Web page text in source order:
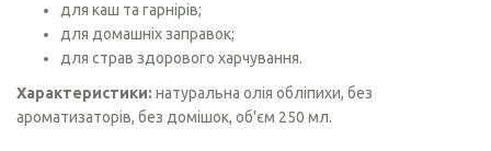
для каш та гарнірів;
для домашніх заправок;
для страв здорового харчування.
Характеристики: натуральна олія обліпихи, без
ароматизаторів, без домішок, об'єм 250 мл.